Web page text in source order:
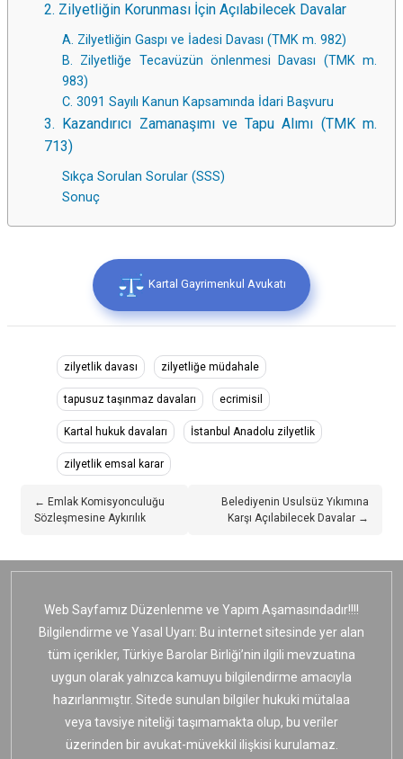
2. Zilyetliğin Korunması İçin Açılabilecek Davalar
A. Zilyetliğin Gaspı ve İadesi Davası (TMK m. 982)
B. Zilyetliğe Tecavüzün önlenmesi Davası (TMK m.
983)
C. 3091 Sayılı Kanun Kapsamında İdari Başvuru
3. Kazandırıcı Zamanaşımı ve Tapu Alımı (TMK m.
713)
Sıkça Sorulan Sorular (SSS)
Sonuç
Kartal Gayrimenkul Avukatı
zilyetlik davası zilyetliğe müdahale
tapusuz taşınmaz davaları ecrimisil
Kartal hukuk davaları İstanbul Anadolu zilyetlik
zilyetlik emsal karar
← Emlak Komisyonculuğu
Sözleşmesine Aykırılık
Belediyenin Usulsüz Yıkımına
Karşı Açılabilecek Davalar →
Web Sayfamız Düzenlenme ve Yapım Aşamasındadır!!!!
Bilgilendirme ve Yasal Uyarı: Bu internet sitesinde yer alan
tüm içerikler, Türkiye Barolar Birliği’nin ilgili mevzuatına
uygun olarak yalnızca kamuyu bilgilendirme amacıyla
hazırlanmıştır. Sitede sunulan bilgiler hukuki mütalaa
veya tavsiye niteliği taşımamakta olup, bu veriler
üzerinden bir avukat-müvekkil ilişkisi kurulamaz.